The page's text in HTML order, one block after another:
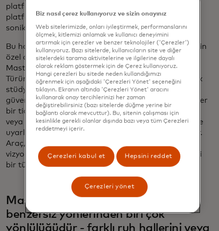
platformlara da açıldık. En yeni deneyimlerden,
platformlardan ve teknolojilerden yararlanmak için
sonik stratejimizi sürekli olarak geliştiriyoruz.
Bu hafta, çalışanlarımız ve Mastercard marka ağı için
özel olarak oluşturulmuş yenilikçi bir araç olan
Mastercard sonik istasyonunun lansmanını yaptık.
Türünün ilk örneği olan bu yapay zeka destekli müzik
stüdyosu, insanların kendi sonik DNA parçalarını
güvenle oluşturmalarını sağlıyor. Çalışanlar artık ister
bir ticaret fuarı, ister şirket içi bir lansman etkinliği
veya bir sponsorluk için olsun, özel ihtiyaçlarına göre
uyarlanmış müzikleri dakikalar içinde oluşturabiliyor.
Araç, Mastercard'ın sonik DNA'sını yaratıcının
vizyonuna sorunsuz bir şekilde entegre ederek belirli
bir türe, ruh haline ve stile uyan parçalar üretiyor.
Mastercard sonik markasının en
benzersiz yönlerinden biri çok
yönlülüğüdür - farklı ruh hallerini veya
Biz nasıl çerez kullanıyoruz ve sizin onayınız
Web sitelerimizde, onları iyileştirmek, performanslarını
ölçmek, kitlemizi anlamak ve kullanıcı deneyimini
artırmak için çerezler ve benzer teknolojiler ('Çerezler')
kullanıyoruz. Bazı sitelerde, kullanıcıların site ve diğer
sitelerdeki tarama aktivitelerine ve ilgilerine dayalı
olarak reklam göstermek için de Çerez kullanıyoruz.
Hangi çerezleri bu sitede neden kullandığımızı
öğrenmek için aşağıdaki 'Çerezleri Yönet' seçeneğini
tıklayın. Ekranın altında 'Çerezleri Yönet' aracını
kullanarak onay tercihlerinizi her zaman
değiştirebilirsiniz (bazı sitelerde düğme yerine bir
bağlantı olarak mevcuttur). Bu, sitenin çalışması için
kesinlikle gerekli olanlar dışında bazı veya tüm Çerezleri
reddetmeyi içerir.
Çerezleri kabul et Hepsini reddet
Çerezleri yönet